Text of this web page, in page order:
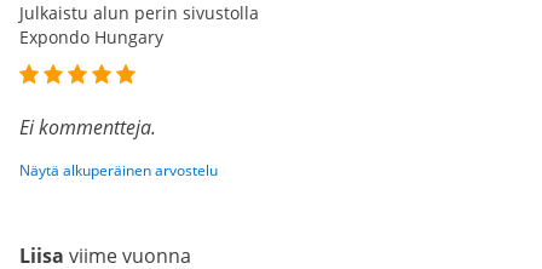
Julkaistu alun perin sivustolla
Expondo Hungary
Ei kommentteja.
Näytä alkuperäinen arvostelu
Liisa viime vuonna